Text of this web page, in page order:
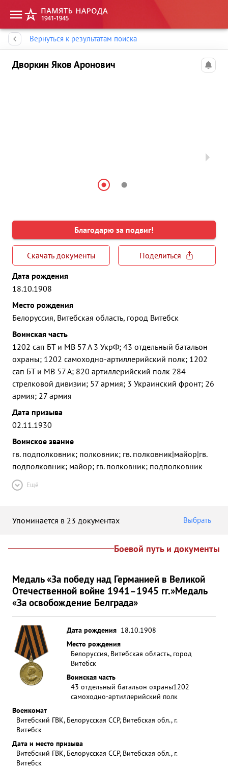
Вернуться к результатам поиска
Дворкин Яков Аронович
Благодарю за подвиг!
Скачать документы
Поделиться
Дата рождения
18.10.1908
Место рождения
Белоруссия, Витебская область, город Витебск
Воинская часть
1202 сап БТ и МВ 57 А 3 УкрФ; 43 отдельный батальон
охраны; 1202 самоходно-артиллерийский полк; 1202
сап БТ и МВ 57 А; 820 артиллерийский полк 284
стрелковой дивизии; 57 армия; 3 Украинский фронт; 26
армия; 27 армия
Дата призыва
02.11.1930
Воинское звание
гв. подполковник; полковник; гв. полковник|майор|гв.
подполковник; майор; гв. полковник; подполковник
Ещё
Упоминается в 23 документах Выбрать
Боевой путь и документы
Медаль «За победу над Германией в Великой
Отечественной войне 1941–1945 гг.»Медаль
«За освобождение Белграда»
Дата рождения 18.10.1908
Место рождения
Белоруссия, Витебская область, город
Витебск
Воинская часть
43 отдельный батальон охраны1202
самоходно-артиллерийский полк
Военкомат
Витебский ГВК, Белорусская ССР, Витебская обл., г.
Витебск
Дата и место призыва
Витебский ГВК, Белорусская ССР, Витебская обл., г.
Витебск
Память народа